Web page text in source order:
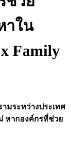
าใน
Family
มระหว่างประเทศ
หากองค์กรที่ช่วย